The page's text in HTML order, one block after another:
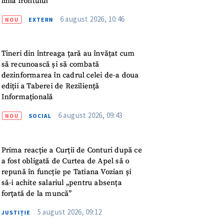
NOU EXTERN 6 august 2026, 10:46
Tineri din întreaga țară au învățat cum
să recunoască și să combată
dezinformarea în cadrul celei de-a doua
ediții a Taberei de Reziliență
Informațională
NOU SOCIAL 6 august 2026, 09:43
Prima reacție a Curții de Conturi după ce
a fost obligată de Curtea de Apel să o
repună în funcție pe Tatiana Vozian și
să-i achite salariul „pentru absența
forțată de la muncă”
JUSTIȚIE 5 august 2026, 09:12
cupolitica de